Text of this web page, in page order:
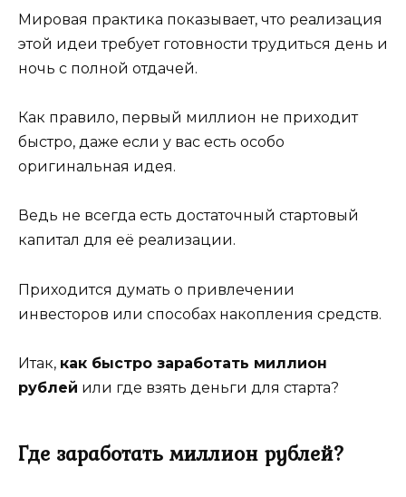
Мировая практика показывает, что реализация
этой идеи требует готовности трудиться день и
ночь с полной отдачей.
Как правило, первый миллион не приходит
быстро, даже если у вас есть особо
оригинальная идея.
Ведь не всегда есть достаточный стартовый
капитал для её реализации.
Приходится думать о привлечении
инвесторов или способах накопления средств.
Итак, как быстро заработать миллион
рублей или где взять деньги для старта?
Где заработать миллион рублей?